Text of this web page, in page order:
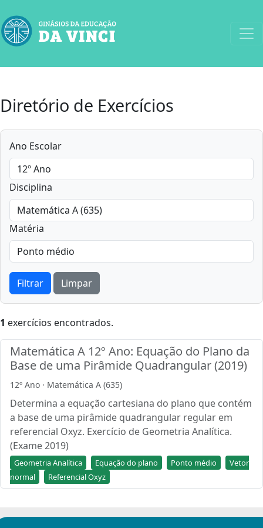
Diretório de Exercícios
Ano Escolar
Disciplina
Matéria
Filtrar Limpar
1 exercícios encontrados.
Matemática A 12º Ano: Equação do Plano da
Base de uma Pirâmide Quadrangular (2019)
12º Ano · Matemática A (635)
Determina a equação cartesiana do plano que contém
a base de uma pirâmide quadrangular regular em
referencial Oxyz. Exercício de Geometria Analítica.
(Exame 2019)
Geometria Analítica Equação do plano Ponto médio
Vetor
normal
Referencial Oxyz